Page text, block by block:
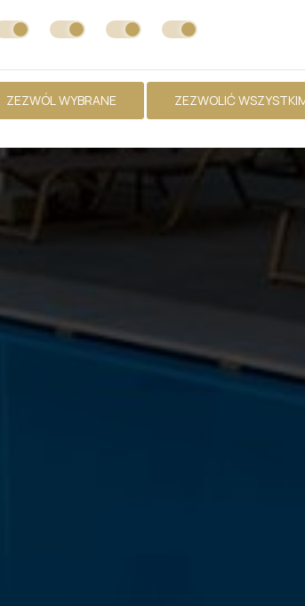
ZEZWÓL WYBRANE ZEZWOLIĆ